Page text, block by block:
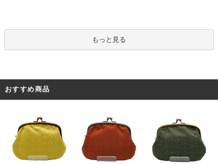
もっと見る
おすすめ商品